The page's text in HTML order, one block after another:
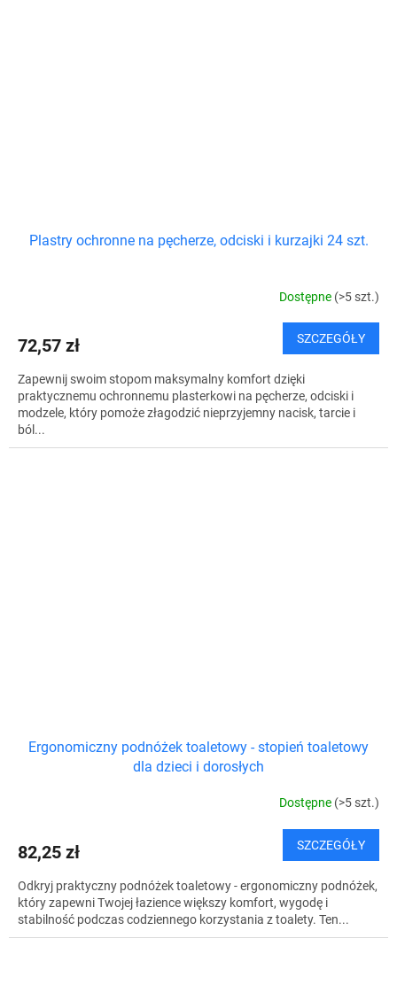
Plastry ochronne na pęcherze, odciski i kurzajki 24 szt.
Dostępne (>5 szt.)
72,57 zł SZCZEGÓŁY
Zapewnij swoim stopom maksymalny komfort dzięki
praktycznemu ochronnemu plasterkowi na pęcherze, odciski i
modzele, który pomoże złagodzić nieprzyjemny nacisk, tarcie i
ból...
Ergonomiczny podnóżek toaletowy - stopień toaletowy
dla dzieci i dorosłych
Dostępne (>5 szt.)
82,25 zł SZCZEGÓŁY
Odkryj praktyczny podnóżek toaletowy - ergonomiczny podnóżek,
który zapewni Twojej łazience większy komfort, wygodę i
stabilność podczas codziennego korzystania z toalety. Ten...